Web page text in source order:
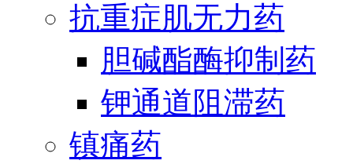
抗重症肌无力药
胆碱酯酶抑制药
钾通道阻滞药
镇痛药